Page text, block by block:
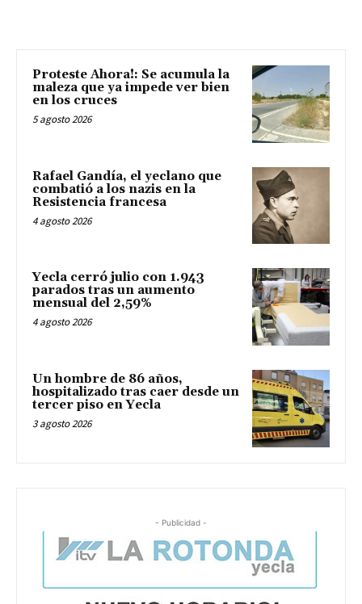
Proteste Ahora!: Se acumula la
maleza que ya impede ver bien
en los cruces
5 agosto 2026
Rafael Gandía, el yeclano que
combatió a los nazis en la
Resistencia francesa
4 agosto 2026
Yecla cerró julio con 1.943
parados tras un aumento
mensual del 2,59%
4 agosto 2026
Un hombre de 86 años,
hospitalizado tras caer desde un
tercer piso en Yecla
3 agosto 2026
- Publicidad -